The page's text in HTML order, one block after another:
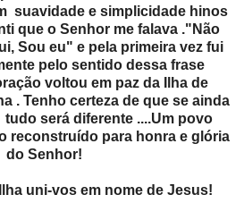
suavidade e simplicidade hinos
que o Senhor me falava ."Não
Sou eu" e pela primeira vez fui
pelo sentido dessa frase
voltou em paz da Ilha de
. Tenho certeza de que se ainda
será diferente ....Um povo
reconstruído para honra e glória
do Senhor!
uni-vos em nome de Jesus!